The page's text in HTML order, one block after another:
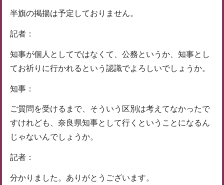
半旗の掲揚は予定しておりません。
記者：
知事が個人としてではなくて、公務というか、知事とし
てお祈りに行かれるという認識でよろしいでしょうか。
知事：
ご質問を受けるまで、そういう区別は考えてなかったで
すけれども、奈良県知事として行くということになるん
じゃないんでしょうか。
記者：
分かりました。ありがとうございます。